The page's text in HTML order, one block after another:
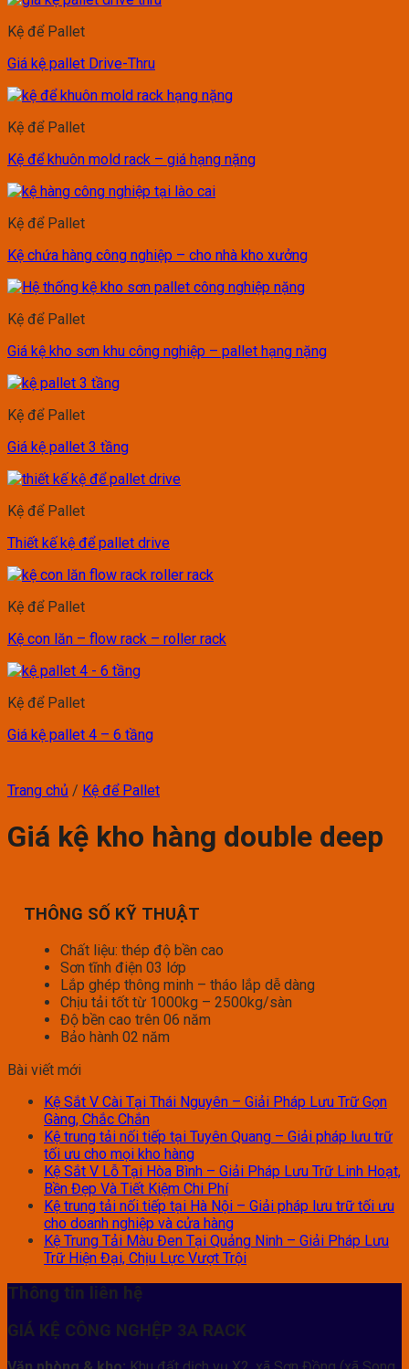
Kệ để Pallet
Giá kệ pallet Drive-Thru
Kệ để Pallet
Kệ để khuôn mold rack – giá hạng nặng
Kệ để Pallet
Kệ chứa hàng công nghiệp – cho nhà kho xưởng
Kệ để Pallet
Giá kệ kho sơn khu công nghiệp – pallet hạng nặng
Kệ để Pallet
Giá kệ pallet 3 tầng
Kệ để Pallet
Thiết kế kệ để pallet drive
Kệ để Pallet
Kệ con lăn – flow rack – roller rack
Kệ để Pallet
Giá kệ pallet 4 – 6 tầng
Trang chủ / Kệ để Pallet
Giá kệ kho hàng double deep
THÔNG SỐ KỸ THUẬT
Chất liệu: thép độ bền cao
Sơn tĩnh điện 03 lớp
Lắp ghép thông minh – tháo lắp dễ dàng
Chịu tải tốt từ 1000kg – 2500kg/sàn
Độ bền cao trên 06 năm
Bảo hành 02 năm
Bài viết mới
Kệ Sắt V Cài Tại Thái Nguyên – Giải Pháp Lưu Trữ Gọn
Gàng, Chắc Chắn
Kệ trung tải nối tiếp tại Tuyên Quang – Giải pháp lưu trữ
tối ưu cho mọi kho hàng
Kệ Sắt V Lỗ Tại Hòa Bình – Giải Pháp Lưu Trữ Linh Hoạt,
Bền Đẹp Và Tiết Kiệm Chi Phí
Kệ trung tải nối tiếp tại Hà Nội – Giải pháp lưu trữ tối ưu
cho doanh nghiệp và cửa hàng
Kệ Trung Tải Màu Đen Tại Quảng Ninh – Giải Pháp Lưu
Trữ Hiện Đại, Chịu Lực Vượt Trội
Thông tin liên hệ
GIÁ KỆ CÔNG NGHỆP 3A RACK